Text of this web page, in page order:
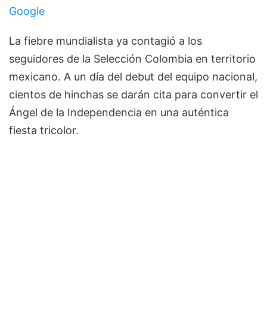
Google
La fiebre mundialista ya contagió a los
seguidores de la Selección Colombia en territorio
mexicano. A un día del debut del equipo nacional,
cientos de hinchas se darán cita para convertir el
Ángel de la Independencia en una auténtica
fiesta tricolor.